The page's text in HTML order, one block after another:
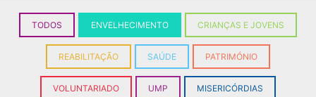
TODOS ENVELHECIMENTO CRIANÇAS E JOVENS
REABILITAÇÃO SAÚDE PATRIMÓNIO
VOLUNTARIADO UMP MISERICÓRDIAS